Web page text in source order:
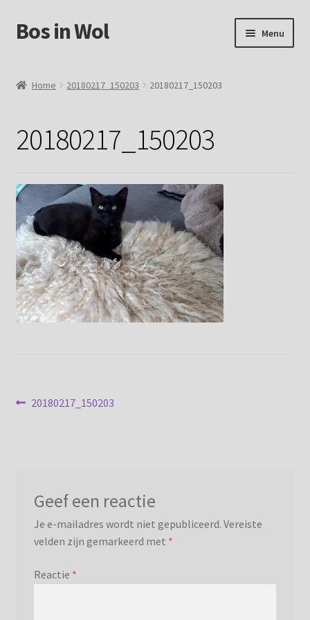
Ga
door
navigatie
Ga
naar
inhoud
Bos in Wol Menu
Winkel
Winkelmand
Contact
Foto`s verkochte vachten
Privacybeleid
Home 20180217_150203 20180217_150203
20180217_150203
Bericht
Vorig
20180217_150203
Geef een reactie
Je e-mailadres wordt niet gepubliceerd. Vereiste
velden zijn gemarkeerd met *
Reactie *